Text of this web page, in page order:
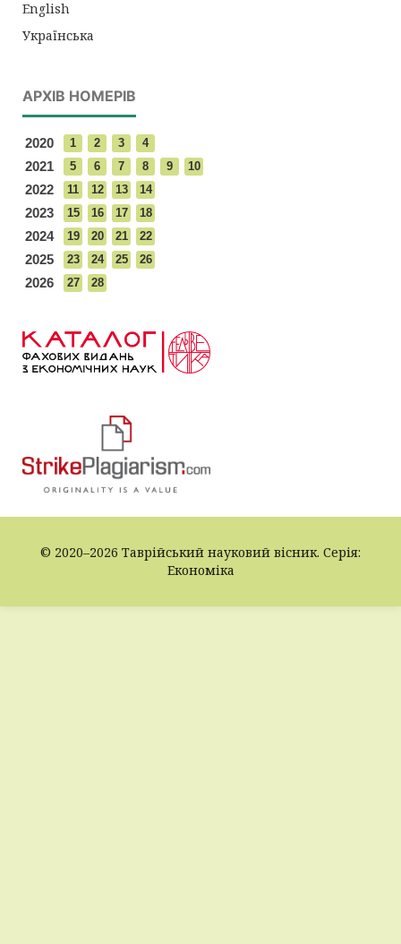
English
Українська
АРХІВ НОМЕРІВ
2020 1 2 3 4
2021 5 6 7 8 9 10
2022 11 12 13 14
2023 15 16 17 18
2024 19 20 21 22
2025 23 24 25 26
2026 27 28
© 2020–2026 Таврійський науковий вісник. Серія:
Економіка